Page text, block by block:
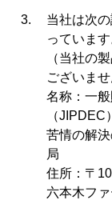
当社は次
っています
（当社の
ございませ
名称：一
（JIPDEC）
苦情の解
局
住所：〒
六本木フ